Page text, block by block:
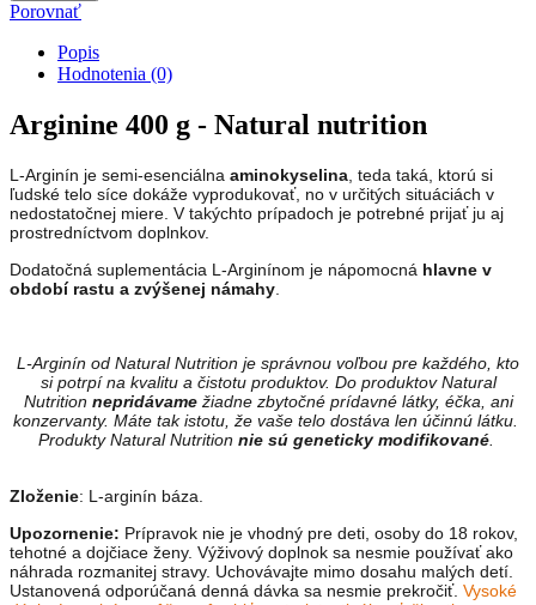
Porovnať
Popis
Hodnotenia (0)
Arginine 400 g - Natural nutrition
L-Arginín je semi-esenciálna aminokyselina , teda taká, ktorú si
ľudské telo síce dokáže vyprodukovať, no v určitých situáciách v
nedostatočnej miere. V takýchto prípadoch je potrebné prijať ju aj
prostredníctvom doplnkov.
Dodatočná suplementácia L-Arginínom je nápomocná hlavne v
období rastu a zvýšenej námahy
L-Arginín od Natural Nutrition je správnou voľbou pre každého, kto
si potrpí na kvalitu a čistotu produktov. Do produktov Natural
Nutrition nepridávame žiadne zbytočné prídavné látky, éčka, ani
konzervanty. Máte tak istotu, že vaše telo dostáva len účinnú látku.
Produkty Natural Nutrition nie sú geneticky modifikované.
Zloženie: L-arginín báza.
Upozornenie: Prípravok nie je vhodný pre deti, osoby do 18 rokov,
tehotné a dojčiace ženy. Výživový doplnok sa nesmie používať ako
náhrada rozmanitej stravy. Uchovávajte mimo dosahu malých detí.
Ustanovená odporúčaná denná dávka sa nesmie prekročiť. Vysoké